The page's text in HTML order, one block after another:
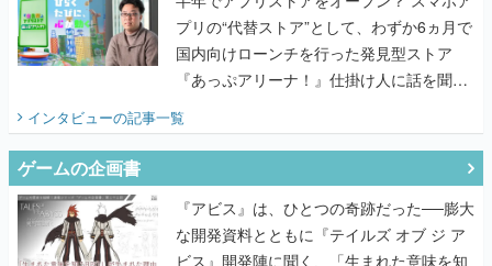
プリの“代替ストア”として、わずか6ヵ月で
国内向けローンチを行った発見型ストア
『あっぷアリーナ！』仕掛け人に話を聞い
てみた
インタビューの記事一覧
ゲームの企画書
『アビス』は、ひとつの奇跡だった──膨大
な開発資料とともに『テイルズ オブ ジ ア
ビス』開発陣に聞く、「生まれた意味を知